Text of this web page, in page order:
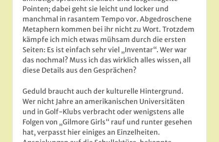
Pointen; dabei geht sie leicht und locker und
manchmal in rasantem Tempo vor. Abgedroschene
Metaphern kommen bei ihr nicht zu Wort. Trotzdem
kämpfe ich mich etwas mühsam durch die ersten
Seiten: Es ist einfach sehr viel „Inventar“. Wer war
das nochmal? Muss ich das wirklich alles wissen, all
diese Details aus den Gesprächen?
Geduld braucht auch der kulturelle Hintergrund.
Wer nicht Jahre an amerikanischen Universitäten
und in Golf-Klubs verbracht oder wenigstens alle
Folgen von „Gilmore Girls“ rauf und runter gesehen
hat, verpasst hier einiges an Einzelheiten.